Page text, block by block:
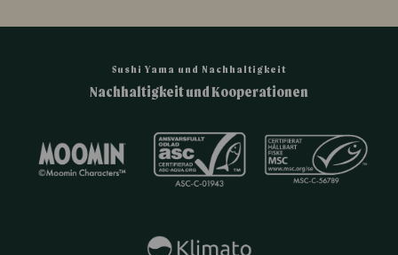
Sushi Yama und Nachhaltigkeit
Nachhaltigkeit und Kooperationen